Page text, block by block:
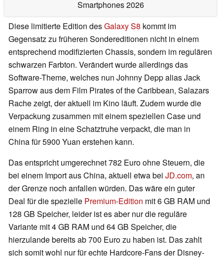
Smartphones 2026
Diese limitierte Edition desGalaxy S8 kommt im
Gegensatz zu früheren Sondereditionen nicht in einem
entsprechend modifizierten Chassis, sondern im regulären
schwarzen Farbton. Verändert wurde allerdings das
Software-Theme, welches nun Johnny Depp alias Jack
Sparrow aus dem Film Pirates of the Caribbean, Salazars
Rache zeigt, der aktuell im Kino läuft. Zudem wurde die
Verpackung zusammen mit einem speziellen Case und
einem Ring in eine Schatztruhe verpackt, die man in
China für 5900 Yuan erstehen kann.
Das entspricht umgerechnet 782 Euro ohne Steuern, die
bei einem Import aus China, aktuell etwa bei JD.com, an
der Grenze noch anfallen würden. Das wäre ein guter
Deal für die spezielle Premium-Edition mit 6 GB RAM und
128 GB Speicher, leider ist es aber nur die reguläre
Variante mit 4 GB RAM und 64 GB Speicher, die
hierzulande bereits ab 700 Euro zu haben ist. Das zahlt
sich somit wohl nur für echte Hardcore-Fans der Disney-